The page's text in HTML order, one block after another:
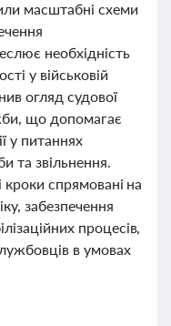
масштабні схеми
необхідність
у військовій
огляд судової
що допомагає
у питаннях
та звільнення.
кроки спрямовані на
забезпечення
процесів,
в умовах